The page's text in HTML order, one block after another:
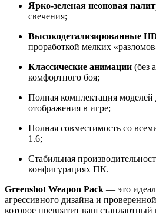
Ярко-зеленая неоновая
свечения;
Высокодетализированные
проработкой мелких
Классические анимации (без
комфортного боя;
Полная комплектация моделей
отображения в игре;
Полная совместимость со
1.6;
Стабильная
конфигурациях ПК.
Greenshot Weapon Pack — это
агрессивного дизайна и
которое превратит ваш